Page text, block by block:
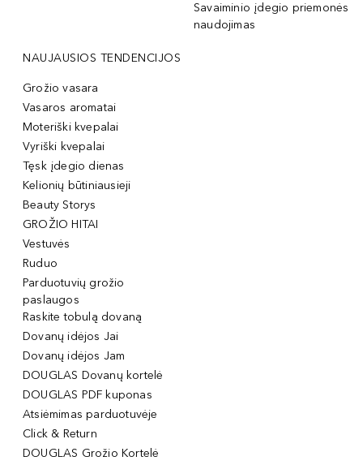
Savaiminio įdegio priemonės
naudojimas
NAUJAUSIOS TENDENCIJOS
Grožio vasara
Vasaros aromatai
Moteriški kvepalai
Vyriški kvepalai
Tęsk įdegio dienas
Kelionių būtiniausieji
Beauty Storys
GROŽIO HITAI
Vestuvės
Ruduo
Parduotuvių grožio
paslaugos
Raskite tobulą dovaną
Dovanų idėjos Jai
Dovanų idėjos Jam
DOUGLAS Dovanų kortelė
DOUGLAS PDF kuponas
Atsiėmimas parduotuvėje
Click & Return
DOUGLAS Grožio Kortelė